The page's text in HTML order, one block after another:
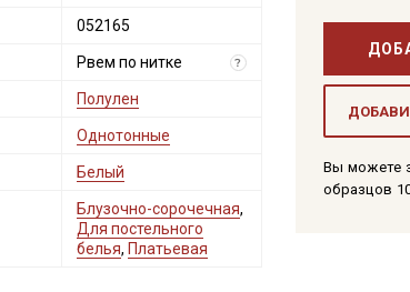
Вы можете
образцов
052165
Рвем по нитке ?
Полулен
Однотонные
Белый
Блузочно-сорочечная,
Для постельного
белья, Платьевая